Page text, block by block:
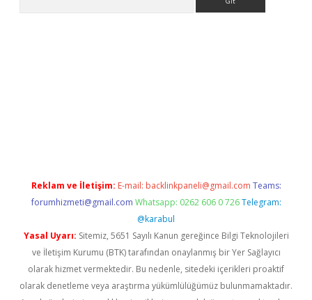
Reklam ve İletişim: E-mail: backlinkpaneli@gmail.com Teams:
forumhizmeti@gmail.com Whatsapp: 0262 606 0 726 Telegram:
@karabul
Yasal Uyarı: Sitemiz, 5651 Sayılı Kanun gereğince Bilgi Teknolojileri
ve İletişim Kurumu (BTK) tarafından onaylanmış bir Yer Sağlayıcı
olarak hizmet vermektedir. Bu nedenle, sitedeki içerikleri proaktif
olarak denetleme veya araştırma yükümlülüğümüz bulunmamaktadır.